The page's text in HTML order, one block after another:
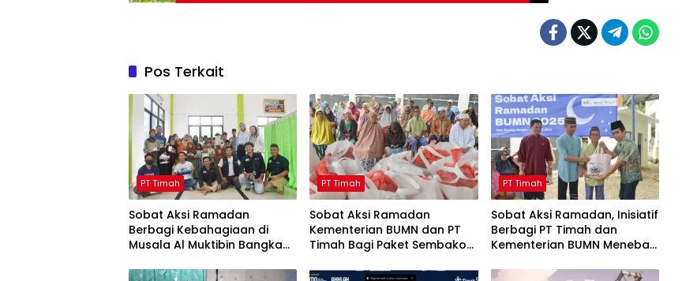
Pos Terkait
PT Timah
Sobat Aksi Ramadan
Berbagi Kebahagiaan di
Musala Al Muktibin Bangka
dan Piatu
PT Timah
Sobat Aksi Ramadan
Kementerian BUMN dan PT
Timah Bagi Paket Sembako
Barat
PT Timah
Sobat Aksi Ramadan, Inisiatif
Berbagi PT Timah dan
Kementerian BUMN Menebar